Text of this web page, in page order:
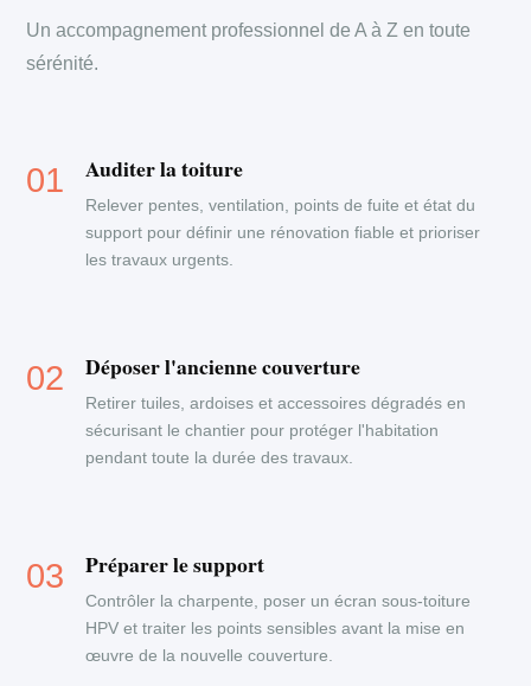
Un accompagnement professionnel de A à Z en toute
sérénité.
Auditer la toiture
Relever pentes, ventilation, points de fuite et état du
support pour définir une rénovation fiable et prioriser
les travaux urgents.
Déposer l'ancienne couverture
Retirer tuiles, ardoises et accessoires dégradés en
sécurisant le chantier pour protéger l'habitation
pendant toute la durée des travaux.
Préparer le support
Contrôler la charpente, poser un écran sous-toiture
HPV et traiter les points sensibles avant la mise en
œuvre de la nouvelle couverture.